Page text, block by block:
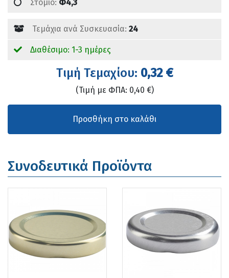
Στόμιο: Φ4,3
Τεμάχια ανά Συσκευασία: 24
Διαθέσιμο: 1-3 ημέρες
Tιμή Τεμαχίου: 0,32 €
(Τιμή με ΦΠΑ: 0,40 €)
Συνοδευτικά Προϊόντα